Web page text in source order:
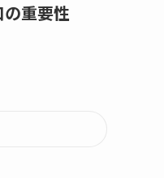
重要性